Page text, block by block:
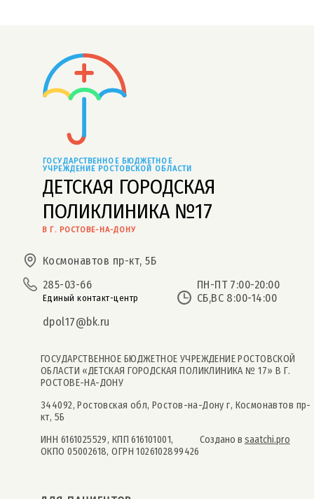
ДЕТСКАЯ ГОРОДСКАЯ
ПОЛИКЛИНИКА №17
ГОСУДАРСТВЕННОЕ БЮДЖЕТНОЕ
УЧРЕЖДЕНИЕ РОСТОВСКОЙ ОБЛАСТИ
В Г. РОСТОВЕ-НА-ДОНУ
Космонавтов пр-кт, 5Б
285-03-66
Единый контакт-центр
ПН-ПТ 7:00-20:00
СБ,ВС 8:00-14:00
dpol17@bk.ru
ГОСУДАРСТВЕННОЕ БЮДЖЕТНОЕ УЧРЕЖДЕНИЕ РОСТОВСКОЙ
ОБЛАСТИ «ДЕТСКАЯ ГОРОДСКАЯ ПОЛИКЛИНИКА № 17» В Г.
РОСТОВЕ-НА-ДОНУ
344092, Ростовская обл, Ростов-на-Дону г, Космонавтов пр-
кт, 5Б
ИНН 6161025529, КПП 616101001,
ОКПО 05002618, ОГРН 1026102899426
Создано в saatchi.pro